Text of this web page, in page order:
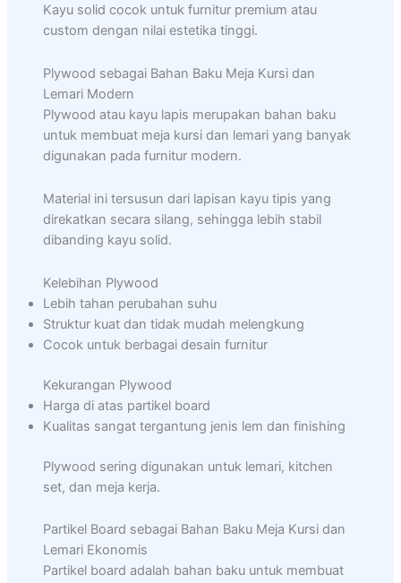
Kayu solid cocok untuk furnitur premium atau
custom dengan nilai estetika tinggi.
Plywood sebagai Bahan Baku Meja Kursi dan
Lemari Modern
Plywood atau kayu lapis merupakan bahan baku
untuk membuat meja kursi dan lemari yang banyak
digunakan pada furnitur modern.
Material ini tersusun dari lapisan kayu tipis yang
direkatkan secara silang, sehingga lebih stabil
dibanding kayu solid.
Kelebihan Plywood
Lebih tahan perubahan suhu
Struktur kuat dan tidak mudah melengkung
Cocok untuk berbagai desain furnitur
Kekurangan Plywood
Harga di atas partikel board
Kualitas sangat tergantung jenis lem dan finishing
Plywood sering digunakan untuk lemari, kitchen
set, dan meja kerja.
Partikel Board sebagai Bahan Baku Meja Kursi dan
Lemari Ekonomis
Partikel board adalah bahan baku untuk membuat